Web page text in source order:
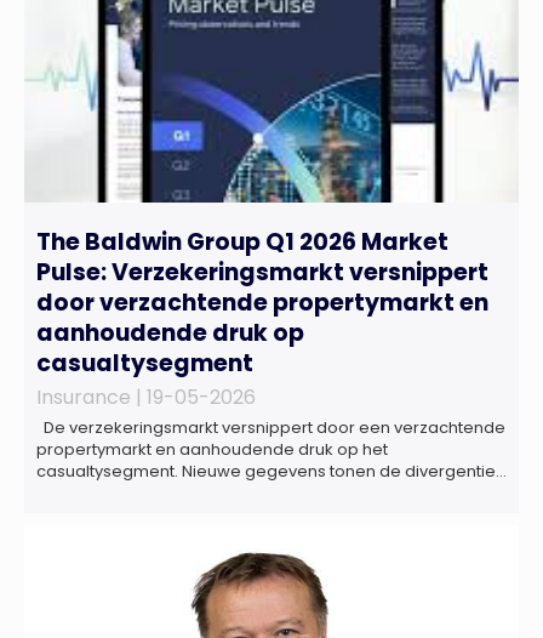
The Baldwin Group Q1 2026 Market
Pulse: Verzekeringsmarkt versnippert
door verzachtende propertymarkt en
aanhoudende druk op
casualtysegment
Insurance | 19-05-2026
De verzekeringsmarkt versnippert door een verzachtende
propertymarkt en aanhoudende druk op het
casualtysegment. Nieuwe gegevens tonen de divergentie
het Market Pulse Report voor het eerste kwartaal van 2026
De bedrijfsmatige […]